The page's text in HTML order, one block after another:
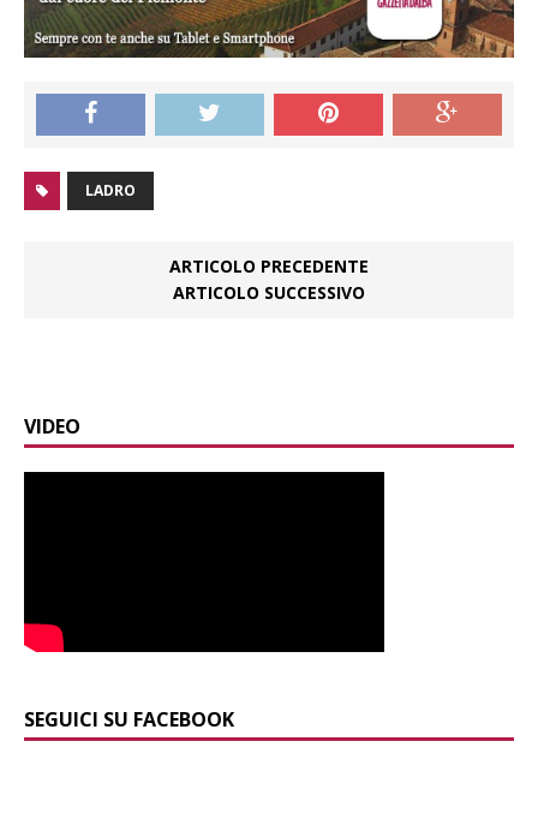
LADRO
ARTICOLO PRECEDENTE
ARTICOLO SUCCESSIVO
VIDEO
SEGUICI SU FACEBOOK